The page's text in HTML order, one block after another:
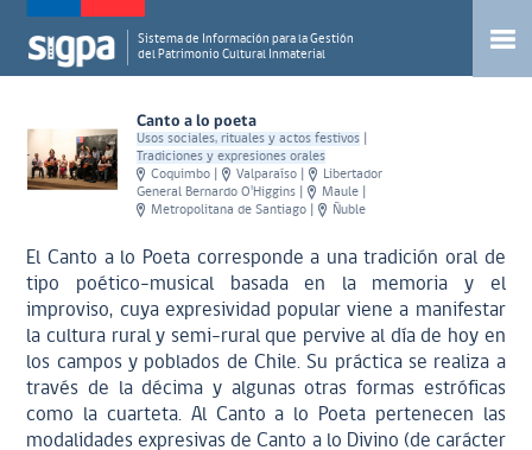
Sistema de Información para la Gestión
del Patrimonio Cultural Inmaterial
Canto a lo poeta
Usos sociales, rituales y actos festivos
Tradiciones y expresiones orales
Coquimbo | Valparaíso |
Libertador
General Bernardo O'Higgins | Maule
Metropolitana de Santiago | Ñuble
El Canto a lo Poeta corresponde a una tradición oral de
tipo poético-musical basada en la memoria y el
improviso, cuya expresividad popular viene a manifestar
la cultura rural y semi-rural que pervive al día de hoy en
los campos y poblados de Chile. Su práctica se realiza a
través de la décima y algunas otras formas estróficas
como la cuarteta. Al Canto a lo Poeta pertenecen las
modalidades expresivas de Canto a lo Divino (de carácter